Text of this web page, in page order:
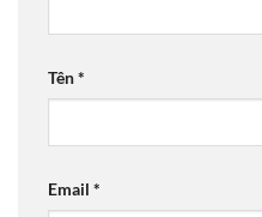
Tên*
Email *